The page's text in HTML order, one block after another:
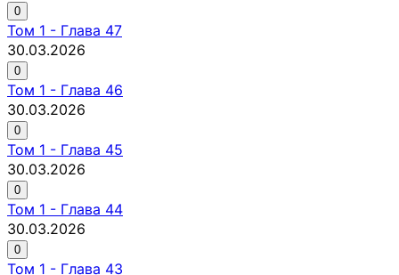
0
Том 1 - Глава 47
30.03.2026
0
Том 1 - Глава 46
30.03.2026
0
Том 1 - Глава 45
30.03.2026
0
Том 1 - Глава 44
30.03.2026
0
Том 1 - Глава 43